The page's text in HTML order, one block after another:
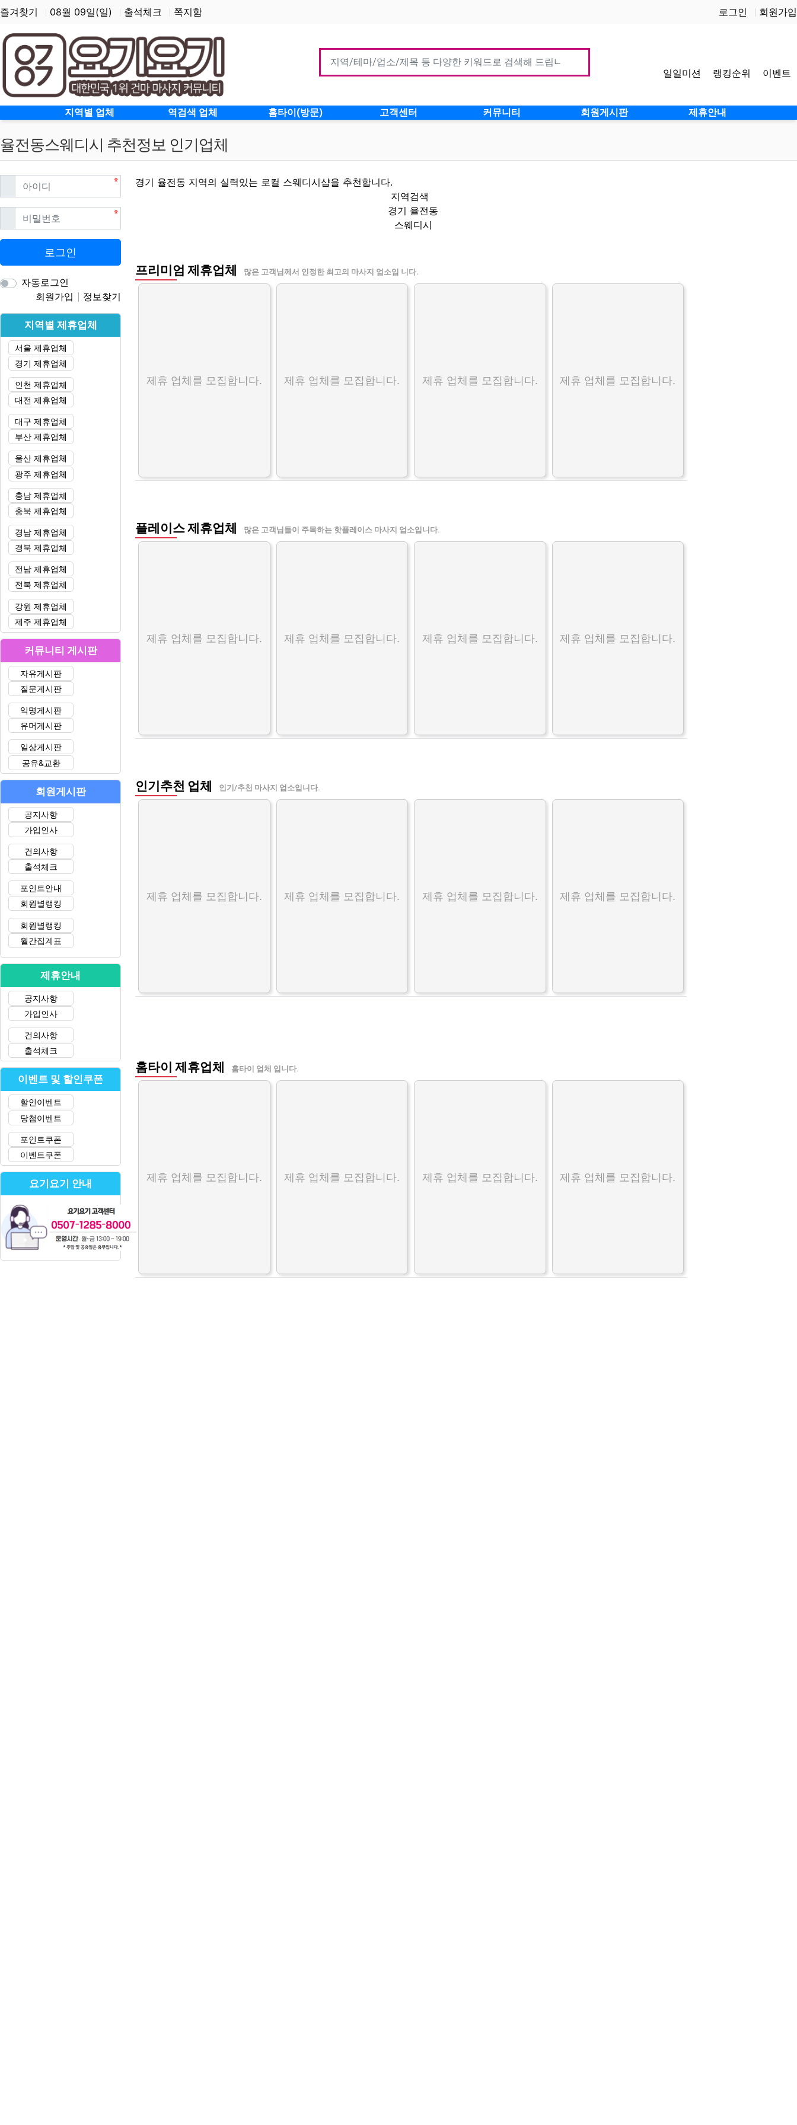
즐겨찾기 08월 09일(일) 출석체크 쪽지함 로그인 회원가입
일일미션 랭킹순위 이벤트
지역별 업체 역검색 업체 홈타이(방문) 고객센터 커뮤니티 회원게시판 제휴안내
율전동스웨디시 추천정보 인기업체
경기 율전동 지역의 실력있는 로컬 스웨디시샵을 추천합니다.
지역검색
경기 율전동
스웨디시
프리미엄 제휴업체 많은 고객님께서 인정한 최고의 마사지 업소입 니다.
제휴 업체를 모집합니다. 제휴 업체를 모집합니다. 제휴 업체를 모집합니다. 제휴 업체를 모집합니다.
플레이스 제휴업체 많은 고객님들이 주목하는 핫플레이스 마사지 업소입니다.
제휴 업체를 모집합니다. 제휴 업체를 모집합니다. 제휴 업체를 모집합니다. 제휴 업체를 모집합니다.
인기추천 업체 인기/추천 마사지 업소입니다.
제휴 업체를 모집합니다. 제휴 업체를 모집합니다. 제휴 업체를 모집합니다. 제휴 업체를 모집합니다.
홈타이 제휴업체 홈타이 업체 입니다.
제휴 업체를 모집합니다. 제휴 업체를 모집합니다. 제휴 업체를 모집합니다. 제휴 업체를 모집합니다.
아이디필수
비밀번호필수
로그인
자동로그인
회원가입
정보찾기
지역별 제휴업체
서울 제휴업체
경기 제휴업체
인천 제휴업체
대전 제휴업체
대구 제휴업체
부산 제휴업체
울산 제휴업체
광주 제휴업체
충남 제휴업체
충북 제휴업체
경남 제휴업체
경북 제휴업체
전남 제휴업체
전북 제휴업체
강원 제휴업체
제주 제휴업체
커뮤니티 게시판
자유게시판
질문게시판
익명게시판
유머게시판
일상게시판
공유&교환
회원게시판
공지사항
가입인사
건의사항
출석체크
포인트안내
회원별랭킹
회원별랭킹
월간집계표
제휴안내
공지사항
가입인사
건의사항
출석체크
이벤트 및 할인쿠폰
할인이벤트
당첨이벤트
포인트쿠폰
이벤트쿠폰
요기요기 안내